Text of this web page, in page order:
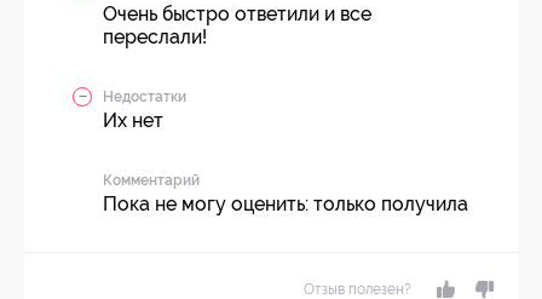
Очень быстро ответили и все
переслали!
Недостатки
Их нет
Комментарий
Пока не могу оценить: только получила
Отзыв полезен?